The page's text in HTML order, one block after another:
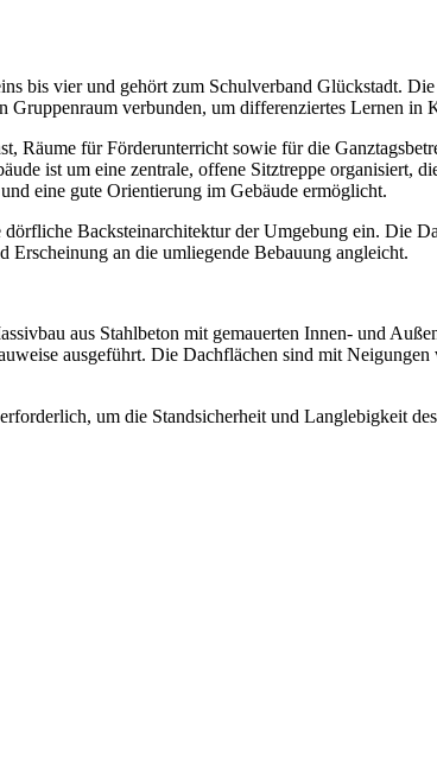
bis vier und gehört zum Schulverband Glückstadt.
Gruppenraum verbunden, um differenziertes Lernen in
Räume für Förderunterricht sowie für die
ist um eine zentrale, offene Sitztreppe organisiert,
eine gute Orientierung im Gebäude ermöglicht.
Backsteinarchitektur der Umgebung ein. Die
an die umliegende Bebauung angleicht.
aus Stahlbeton mit gemauerten Innen- und
ausgeführt. Die Dachflächen sind mit
um die Standsicherheit und Langlebigkeit